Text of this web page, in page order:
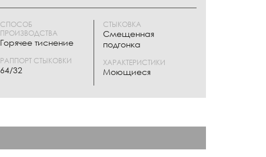
СПОСОБ
ПРОИЗВОДСТВА
Горячее тиснение
РАППОРТ СТЫКОВКИ
64/32
СТЫКОВКА
Смещенная
подгонка
ХАРАКТЕРИСТИКИ
Моющиеся